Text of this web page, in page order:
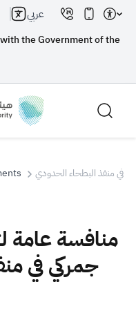
the Government of the
عربي
في منفذ البطحاء الحدودي
منافسة عامة
جمركي في